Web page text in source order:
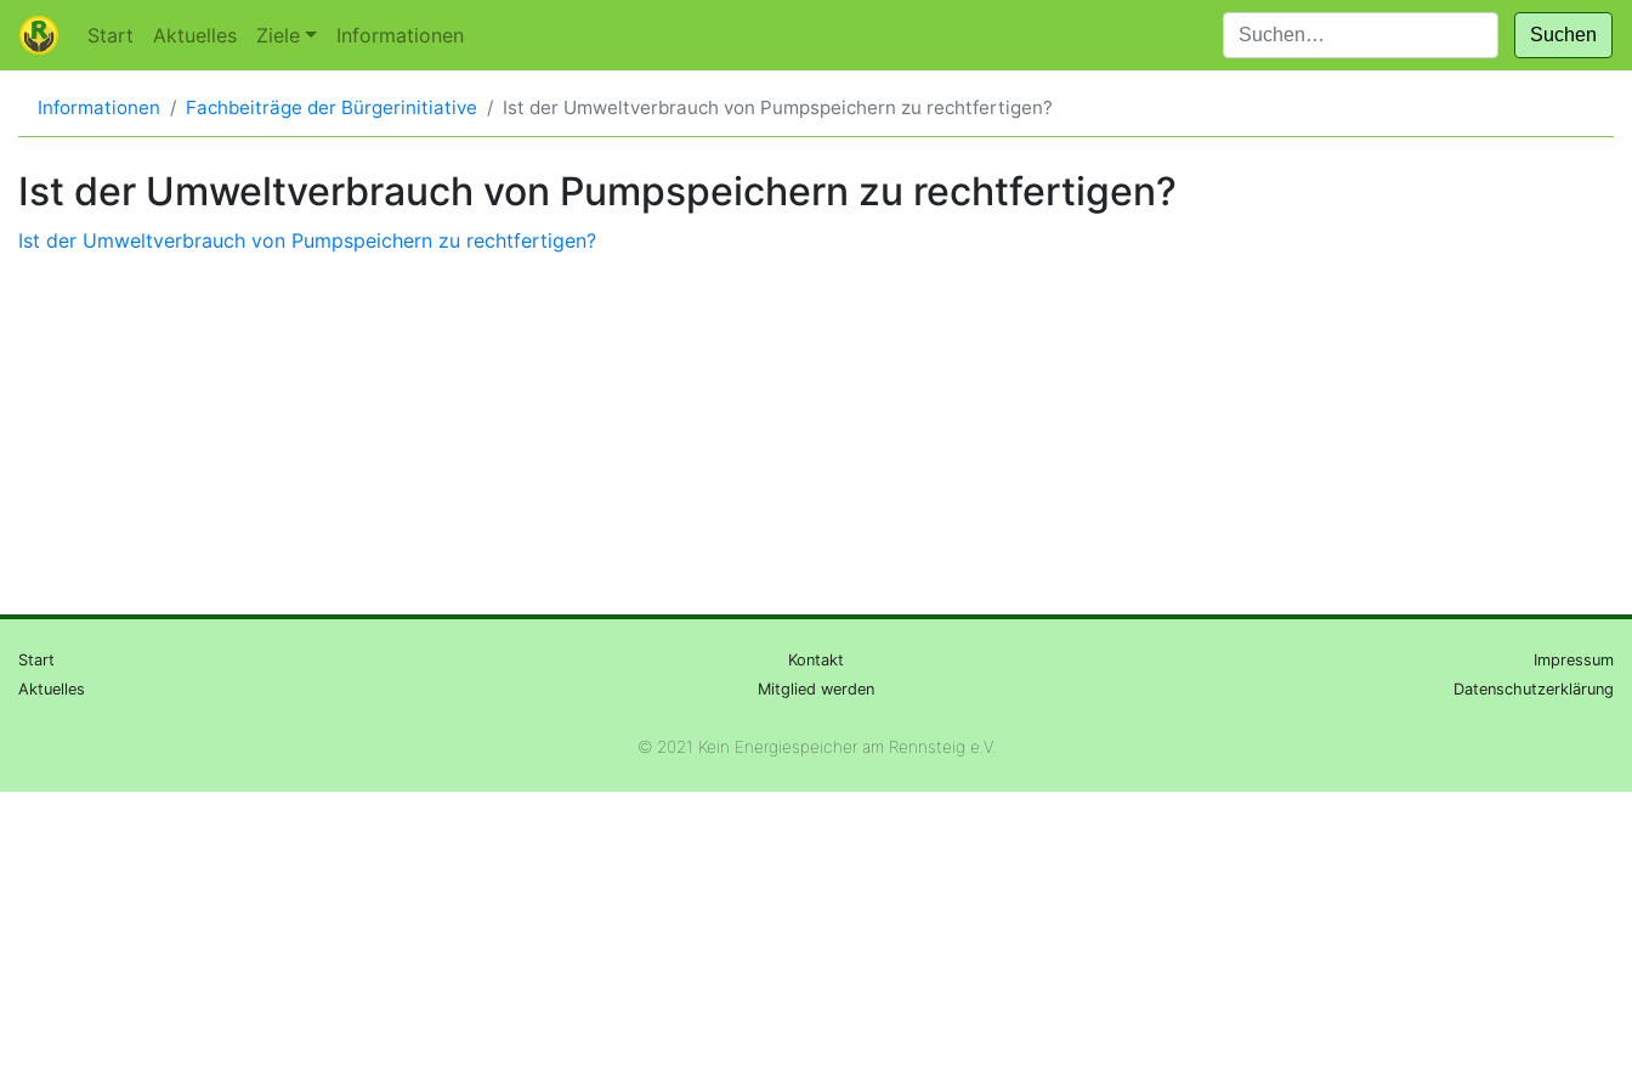
Start Aktuelles Ziele Informationen Suchen
Informationen Fachbeiträge der Bürgerinitiative Ist der Umweltverbrauch von Pumpspeichern zu rechtfertigen?
Ist der Umweltverbrauch von Pumpspeichern zu rechtfertigen?
Ist der Umweltverbrauch von Pumpspeichern zu rechtfertigen?
Start
Aktuelles
Kontakt
Mitglied werden
Impressum
Datenschutzerklärung
© 2021 Kein Energiespeicher am Rennsteig e.V.